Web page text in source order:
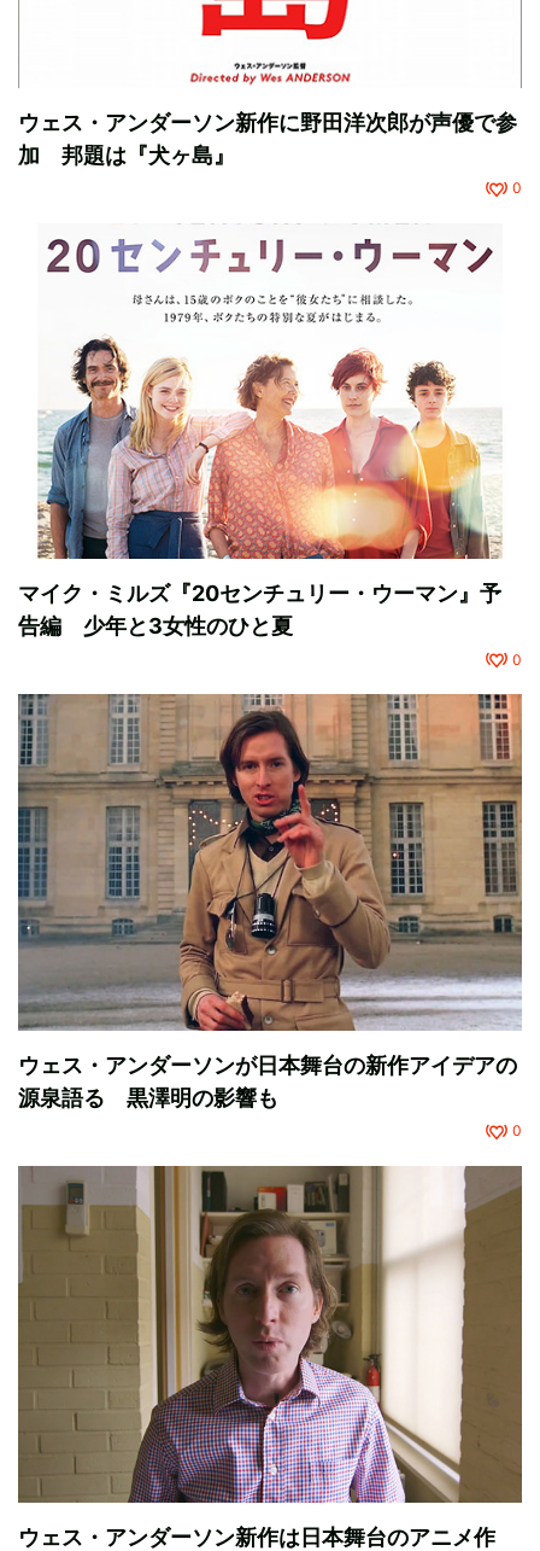
ウェス・アンダーソン新作に野田洋次郎が声優で参
加 邦題は『犬ヶ島』
0
マイク・ミルズ『20センチュリー・ウーマン』予
告編 少年と3女性のひと夏
0
ウェス・アンダーソンが日本舞台の新作アイデアの
源泉語る 黒澤明の影響も
0
ウェス・アンダーソン新作は日本舞台のアニメ作